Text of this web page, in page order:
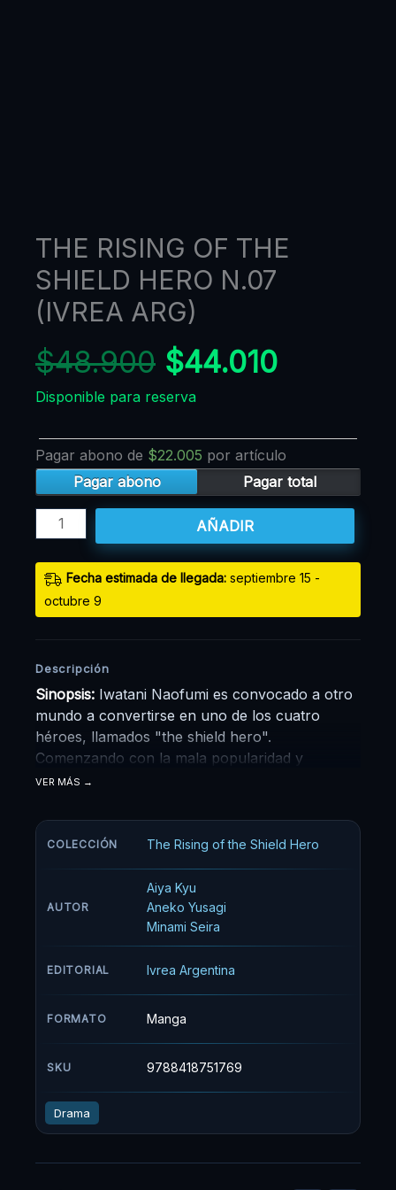
THE RISING OF THE
SHIELD HERO N.07
(IVREA ARG)
$48.900 $44.010
Disponible para reserva
Pagar abono de $22.005 por artículo
Pagar abono
Pagar total
AÑADIR
Fecha estimada de llegada: septiembre 15 -
octubre 9
Descripción
Sinopsis: Iwatani Naofumi es convocado a otro
mundo a convertirse en uno de los cuatro
héroes, llamados "the shield hero".
Comenzando con la mala popularidad y
etiquetado como el más débil, Naofumi se vio
habiendo perderdido la fe y el dinero, todo lo
que queda es sólo su escudo. Con la promesa
traicionado, el camino de Naofumi es...
VER MÁS
COLECCIÓN The Rising of the Shield Hero
AUTOR
Aiya Kyu
Aneko Yusagi
Minami Seira
EDITORIAL Ivrea Argentina
FORMATO Manga
SKU 9788418751769
Drama